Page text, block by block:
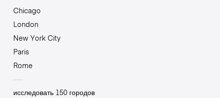
Chicago
London
New York City
Paris
Rome
исследовать 150 городов